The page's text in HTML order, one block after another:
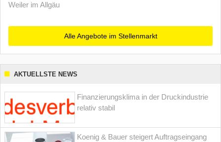
Weiler im Allgäu
Alle Angebote im Stellenmarkt
AKTUELLSTE NEWS
Finanzierungsklima in der Druckindustrie
relativ stabil
Koenig & Bauer steigert Auftragseingang